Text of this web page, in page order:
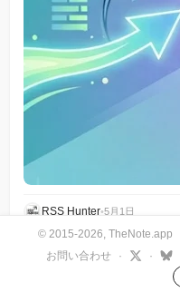
RSS Hunter•5月1日
© 2015-2026, TheNote.app
お問い合わせ
· ·